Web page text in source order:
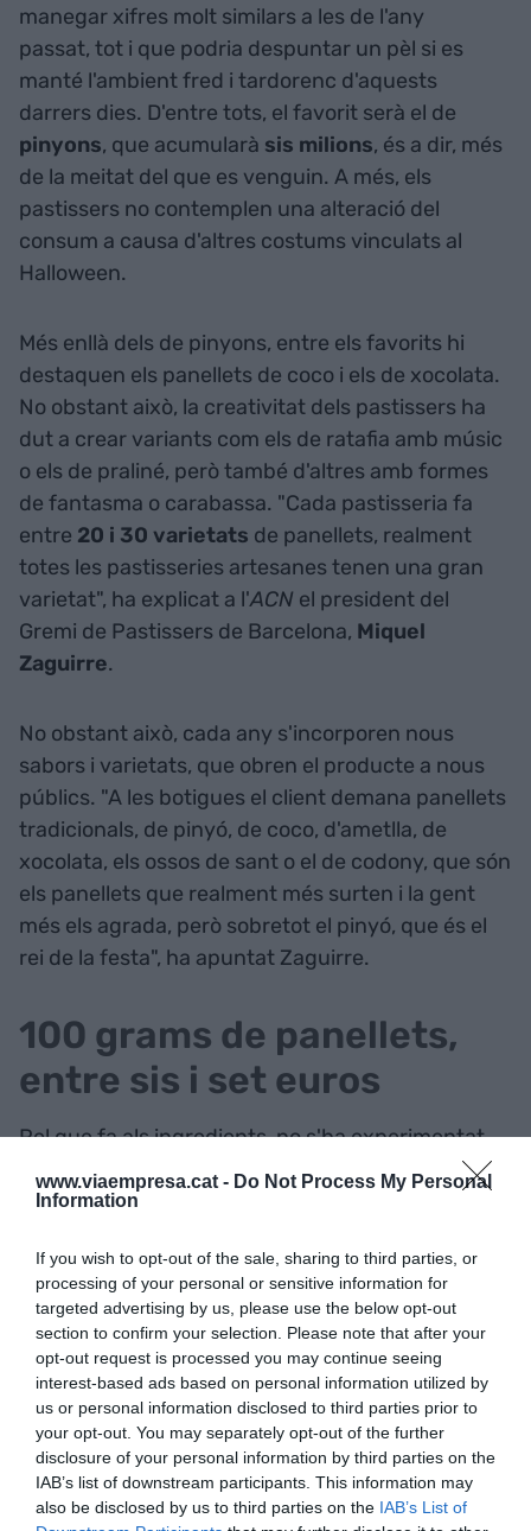
www.viaempresa.cat - Do Not Process My Personal
Information
If you wish to opt-out of the sale, sharing to third parties, or
processing of your personal or sensitive information for
targeted advertising by us, please use the below opt-out
section to confirm your selection. Please note that after your
opt-out request is processed you may continue seeing
interest-based ads based on personal information utilized by
us or personal information disclosed to third parties prior to
your opt-out. You may separately opt-out of the further
disclosure of your personal information by third parties on the
IAB’s list of downstream participants. This information may
also be disclosed by us to third parties on the IAB’s List of
manegar xifres molt similars a les de l'any
passat, tot i que podria despuntar un pèl si es
manté l'ambient fred i tardorenc d'aquests
darrers dies. D'entre tots, el favorit serà el de
pinyons, que acumularà sis milions, és a dir, més
de la meitat del que es venguin. A més, els
pastissers no contemplen una alteració del
consum a causa d'altres costums vinculats al
Halloween.
Més enllà dels de pinyons, entre els favorits hi
destaquen els panellets de coco i els de xocolata.
No obstant això, la creativitat dels pastissers ha
dut a crear variants com els de ratafia amb músic
o els de praliné, però també d'altres amb formes
de fantasma o carabassa. "Cada pastisseria fa
entre 20 i 30 varietats de panellets, realment
totes les pastisseries artesanes tenen una gran
varietat", ha explicat a l'ACN el president del
Gremi de Pastissers de Barcelona, Miquel
Zaguirre.
No obstant això, cada any s'incorporen nous
sabors i varietats, que obren el producte a nous
públics. "A les botigues el client demana panellets
tradicionals, de pinyó, de coco, d'ametlla, de
xocolata, els ossos de sant o el de codony, que són
els panellets que realment més surten i la gent
més els agrada, però sobretot el pinyó, que és el
rei de la festa", ha apuntat Zaguirre.
100 grams de panellets,
entre sis i set euros
Pel que fa als ingredients, no s'ha experimentat
un encariment de productes com l'ametlla o el
pinyó, motiu pel qual no es preveu una pujada del
sis i set eurosel cost de cada 100 grams del
producte". Amb tot, el gremi estima que cada
família hi invertirà entre 20 i 22 euros.
Afegir VIA Empresacom a font preferida de
Google de forma gratuïta
Estigues informat amb les últimes notícies d'actualitat
ACTIVAR ARA